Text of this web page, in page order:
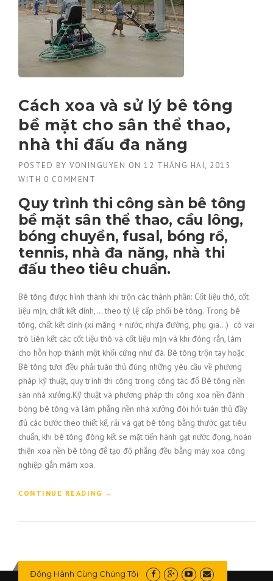
Cách xoa và sử lý bê tông
bề mặt cho sân thể thao,
nhà thi đấu đa năng
POSTED BY VONINGUYEN ON 12 THÁNG HAI, 2015
WITH 0 COMMENT
Quy trình thi công sàn bê tông
bề mặt sân thể thao, cầu lông,
bóng chuyền, fusal, bóng rổ,
tennis, nhà đa năng, nhà thi
đấu theo tiêu chuẩn.
Bê tông được hình thành khi trộn các thành phần: Cốt liệu thô, cốt
liệu mịn, chất kết dính,… theo tỷ lệ cấp phối bê tông. Trong bê
tông, chất kết dính (xi măng + nước, nhựa đường, phụ gia…) có vai
trò liên kết các cốt liệu thô và cốt liệu mịn và khi đóng rắn, làm
cho hỗn hợp thành một khối cứng như đá. Bê tông trộn tay hoặc
Bê tông tươi đều phải tuân thủ đúng những yêu cầu về phương
pháp kỹ thuật, quy trình thi công trong công tác đổ Bê tông nền
sàn nhà xưởng.Kỹ thuật và phương pháp thi công xoa nền đánh
bóng bê tông và làm phẳng nền nhà xưởng đòi hỏi tuân thủ đầy
đủ các bước theo thiết kế, rải và gạt bê tông bằng thước gạt tiêu
chuẩn, khi bê tông đông kết se mặt tiến hành gạt nước đọng, hoàn
thiện xoa nền bê tông để tạo độ phẳng đều bằng máy xoa công
nghiệp gắn mâm xoa.
CONTINUE READING “CÁCH XOA VÀ SỬ LÝ BÊ TÔNG BỀ MẶT
→
Đồng Hành Cùng Chúng Tôi